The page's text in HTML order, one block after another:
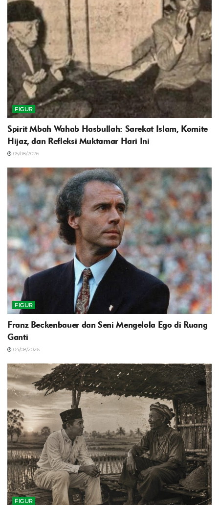
FIGUR
Spirit Mbah Wahab Hasbullah: Sarekat Islam, Komite
Hijaz, dan Refleksi Muktamar Hari Ini
05/08/2026
FIGUR
Franz Beckenbauer dan Seni Mengelola Ego di Ruang
Ganti
04/08/2026
FIGUR